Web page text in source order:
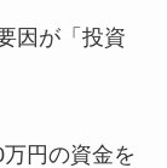
因が「投資
円の資金を